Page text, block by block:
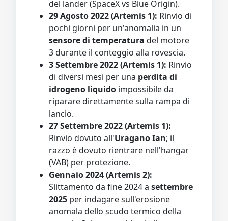
del lander (SpaceX vs Blue Origin).
29 Agosto 2022 (Artemis 1): Rinvio di
pochi giorni per un'anomalia in un
sensore di temperatura del motore
3 durante il conteggio alla rovescia.
3 Settembre 2022 (Artemis 1): Rinvio
di diversi mesi per una perdita di
idrogeno liquido impossibile da
riparare direttamente sulla rampa di
lancio.
27 Settembre 2022 (Artemis 1):
Rinvio dovuto all'Uragano Ian; il
razzo è dovuto rientrare nell'hangar
(VAB) per protezione.
Gennaio 2024 (Artemis 2):
Slittamento da fine 2024 a settembre
2025 per indagare sull'erosione
anomala dello scudo termico della